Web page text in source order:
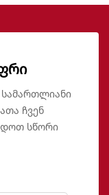
ჩვენ
სწორი